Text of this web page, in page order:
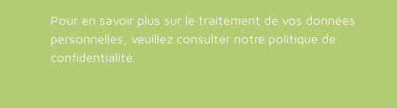
Pour en savoir plus sur le traitement de vos données
personnelles, veuillez consulter notre politique de
confidentialité